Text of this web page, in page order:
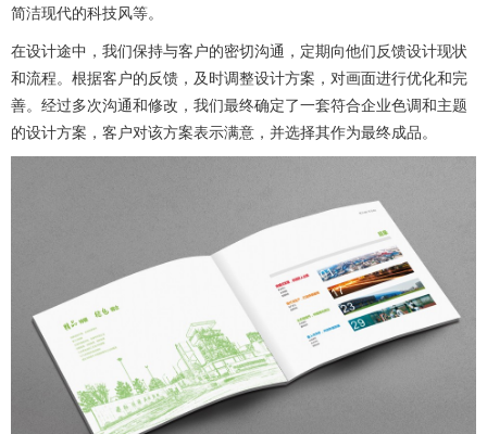
简洁现代的科技风等。
在设计途中，我们保持与客户的密切沟通，定期向他们反馈设计现状
和流程。根据客户的反馈，及时调整设计方案，对画面进行优化和完
善。经过多次沟通和修改，我们最终确定了一套符合企业色调和主题
的设计方案，客户对该方案表示满意，并选择其作为最终成品。